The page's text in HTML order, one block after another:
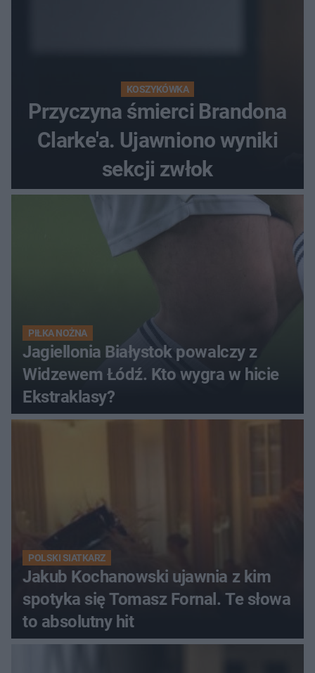
KOSZYKÓWKA
Przyczyna śmierci Brandona
Clarke'a. Ujawniono wyniki
sekcji zwłok
PIŁKA NOŻNA
Jagiellonia Białystok powalczy z
Widzewem Łódź. Kto wygra w hicie
Ekstraklasy?
POLSKI SIATKARZ
Jakub Kochanowski ujawnia z kim
spotyka się Tomasz Fornal. Te słowa
to absolutny hit